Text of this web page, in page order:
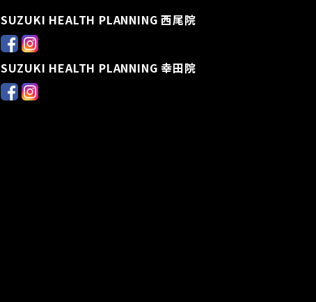
SUZUKI HEALTH PLANNING 西尾院
SUZUKI HEALTH PLANNING 幸田院